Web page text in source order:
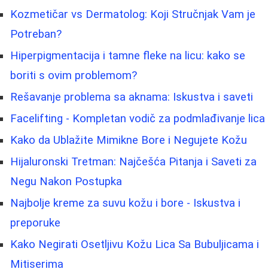
Kozmetičar vs Dermatolog: Koji Stručnjak Vam je
Potreban?
Hiperpigmentacija i tamne fleke na licu: kako se
boriti s ovim problemom?
Rešavanje problema sa aknama: Iskustva i saveti
Facelifting - Kompletan vodič za podmlađivanje lica
Kako da Ublažite Mimikne Bore i Negujete Kožu
Hijaluronski Tretman: Najčešća Pitanja i Saveti za
Negu Nakon Postupka
Najbolje kreme za suvu kožu i bore - Iskustva i
preporuke
Kako Negirati Osetljivu Kožu Lica Sa Bubuljicama i
Mitiserima